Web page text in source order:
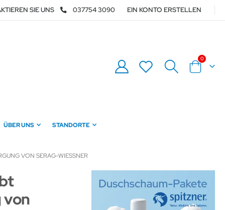
SIE UNS 037754 3090 EIN KONTO ERSTELLEN
Warenkorb
0Artikel
ÜBER UNS STANDORTE
VON SERAG-WIESSNER
von